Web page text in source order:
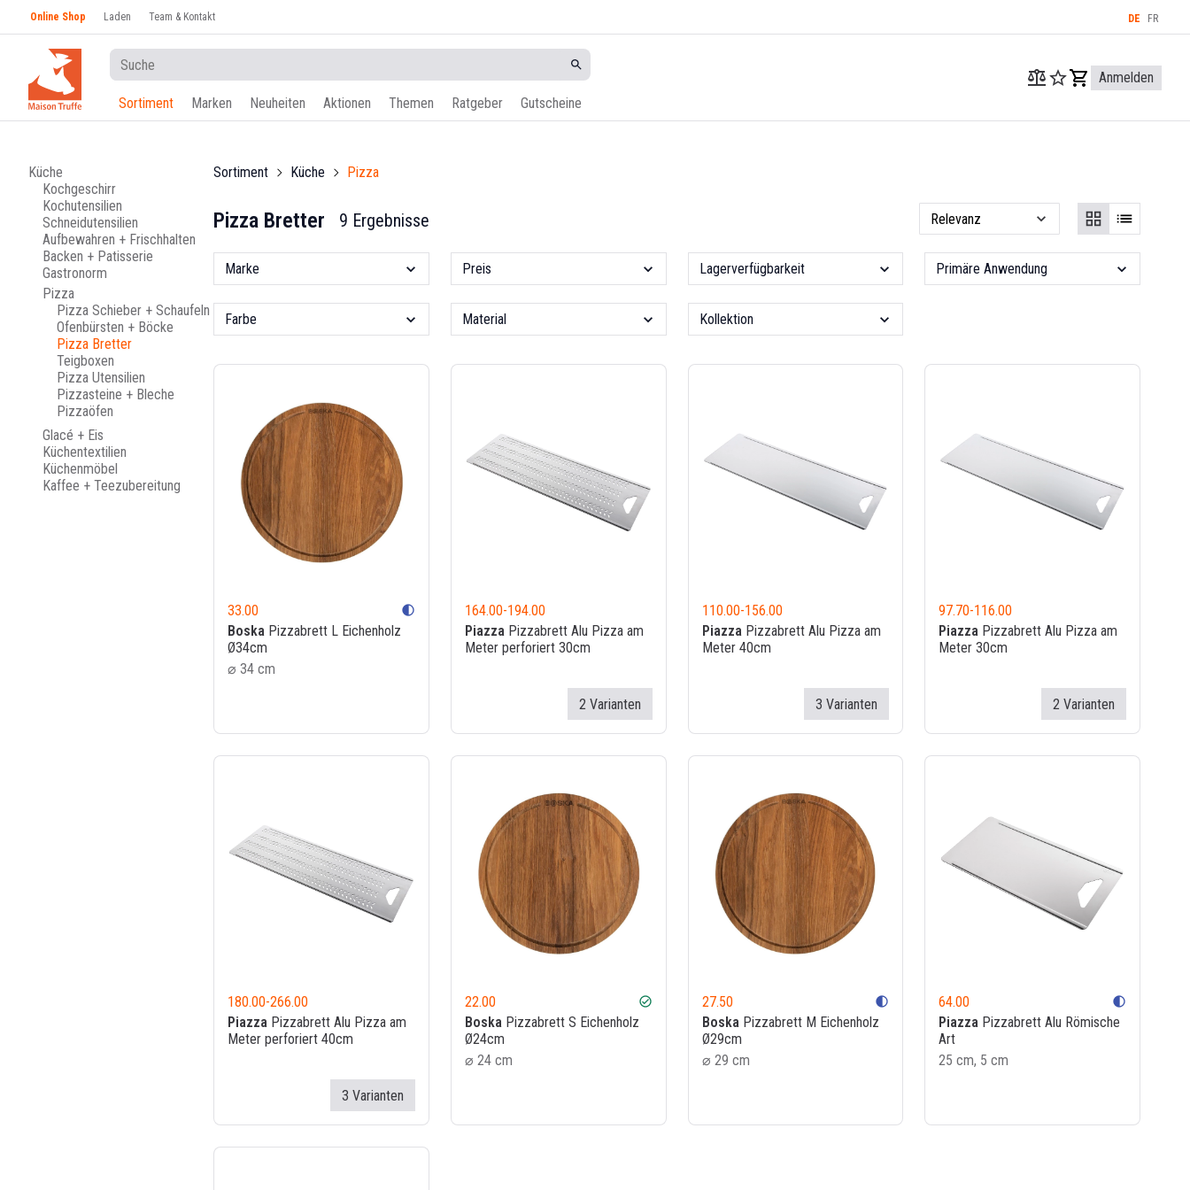
Online Shop Laden Team & Kontakt DE FR
Sortiment Marken Neuheiten Aktionen Themen Ratgeber Gutscheine
Anmelden
Küche
Kochgeschirr
Kochutensilien
Schneidutensilien
Aufbewahren + Frischhalten
Backen + Patisserie
Gastronorm
Pizza
Pizza Schieber + Schaufeln
Ofenbürsten + Böcke
Pizza Bretter
Teigboxen
Pizza Utensilien
Pizzasteine + Bleche
Pizzaöfen
Glacé + Eis
Küchentextilien
Küchenmöbel
Kaffee + Teezubereitung
Sortiment Küche Pizza
Pizza Bretter 9 Ergebnisse
Marke Preis Lagerverfügbarkeit Primäre Anwendung
Farbe Material Kollektion
33.00 contrast
Boska Pizzabrett L Eichenholz
Ø34cm
⌀ 34 cm
164.00-194.00
PiazzaPizzabrett Alu Pizza am
Meter perforiert 30cm
2 Varianten
110.00-156.00
PiazzaPizzabrett Alu Pizza am
Meter 40cm
3 Varianten
97.70-116.00
Piazza Pizzabrett Alu Pizza am
Meter 30cm
2 Varianten
180.00-266.00
Piazza Pizzabrett Alu Pizza am
Meter perforiert 40cm
3 Varianten
22.00 check_circle
BoskaPizzabrett S Eichenholz
Ø24cm
⌀ 24 cm
27.50 contrast
BoskaPizzabrett M Eichenholz
Ø29cm
⌀ 29 cm
64.00 contrast
Piazza Pizzabrett Alu Römische
Art
25 cm, 5 cm